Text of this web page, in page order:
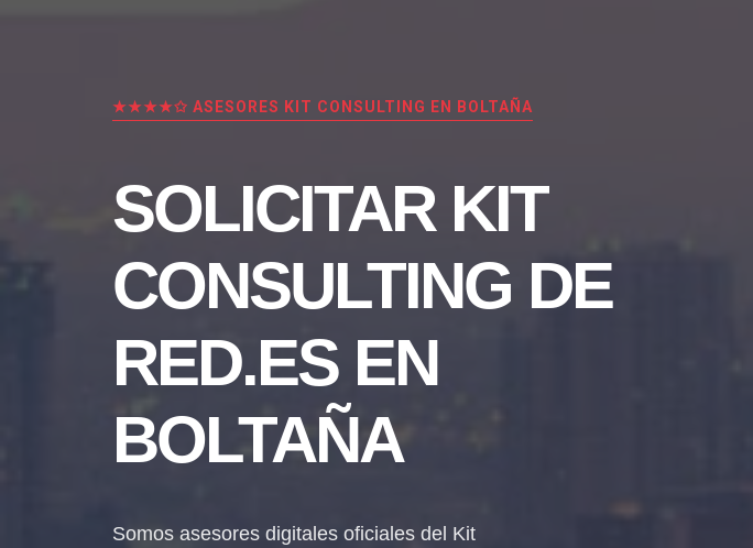
★★★★✩ ASESORES KIT CONSULTING EN BOLTAÑA
SOLICITAR KIT
CONSULTING DE
RED.ES EN
BOLTAÑA
Somos asesores digitales oficiales del Kit